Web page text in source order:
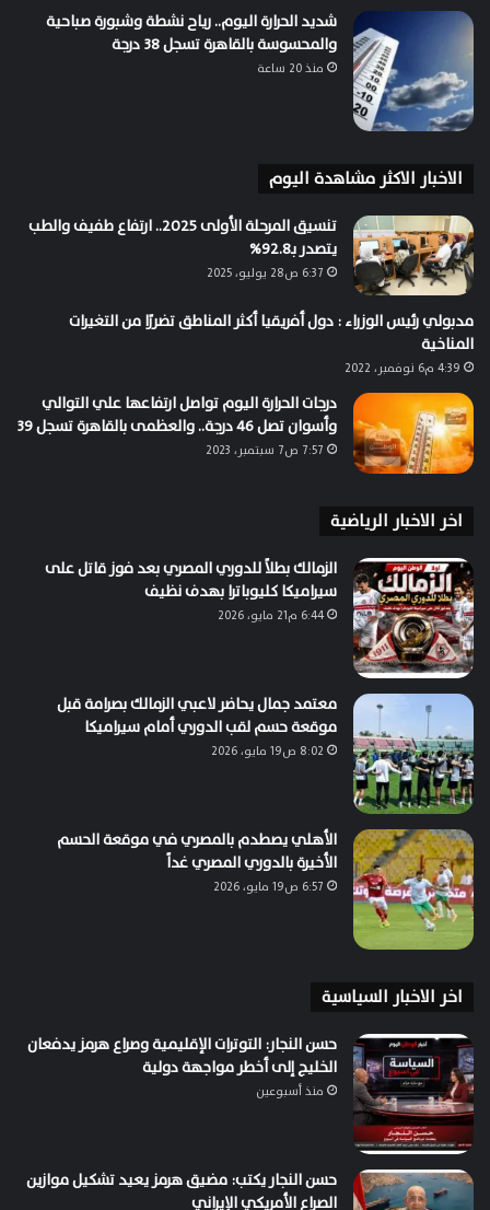
شديد الحرارة اليوم.. رياح نشطة وشبورة صباحية
والمحسوسة بالقاهرة تسجل 38 درجة
منذ 20 ساعة
الاخبار الاكثر مشاهدة اليوم
تنسيق المرحلة الأولى 2025.. ارتفاع طفيف والطب
يتصدر بـ92.8%
6:37 ص28 يوليو، 2025
مدبولي رئيس الوزراء : دول أفريقيا أكثر المناطق تضررًا من التغيرات
المناخية
4:39 م6 نوفمبر، 2022
درجات الحرارة اليوم تواصل ارتفاعها علي التوالي
وأسوان تصل 46 درجة.. والعظمى بالقاهرة تسجل 39
7:57 ص7 سبتمبر، 2023
اخر الاخبار الرياضية
الزمالك بطلاً للدوري المصري بعد فوز قاتل على
سيراميكا كليوباترا بهدف نظيف
6:44 م21 مايو، 2026
معتمد جمال يحاضر لاعبي الزمالك بصرامة قبل
موقعة حسم لقب الدوري أمام سيراميكا
8:02 ص19 مايو، 2026
الأهلي يصطدم بالمصري في موقعة الحسم
الأخيرة بالدوري المصري غداً
6:57 ص19 مايو، 2026
اخر الاخبار السياسية
حسن النجار: التوترات الإقليمية وصراع هرمز يدفعان
الخليج إلى أخطر مواجهة دولية
منذ أسبوعين
حسن النجار يكتب: مضيق هرمز يعيد تشكيل موازين
الصراع الأمريكي الإيراني